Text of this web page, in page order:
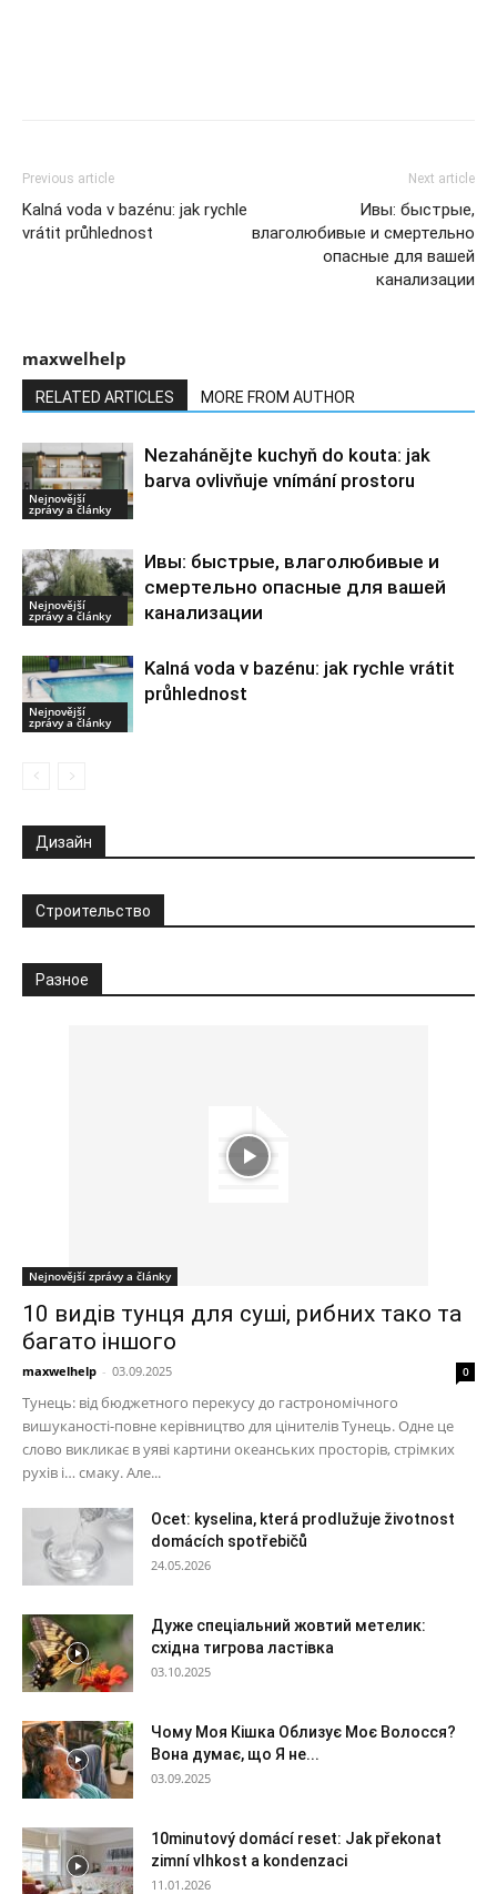
Previous article
Kalná voda v bazénu: jak rychle
vrátit průhlednost
Next article
Ивы: быстрые,
влаголюбивые и смертельно
опасные для вашей
канализации
maxwelhelp
RELATED ARTICLES MORE FROM AUTHOR
Nejnovější
zprávy a články
Nezahánějte kuchyň do kouta: jak
barva ovlivňuje vnímání prostoru
Nejnovější
zprávy a články
Ивы: быстрые, влаголюбивые и
смертельно опасные для вашей
канализации
Nejnovější
zprávy a články
Kalná voda v bazénu: jak rychle vrátit
průhlednost
Дизайн
Строительство
Разное
Nejnovější zprávy a články
10 видів тунця для суші, рибних тако та
багато іншого
maxwelhelp - 03.09.2025 0
Тунець: від бюджетного перекусу до гастрономічного
вишуканості-повне керівництво для цінителів Тунець. Одне це
слово викликає в уяві картини океанських просторів, стрімких
рухів і… смаку. Але...
Ocet: kyselina, která prodlužuje životnost
domácích spotřebičů
24.05.2026
Дуже спеціальний жовтий метелик:
східна тигрова ластівка
03.10.2025
Чому Моя Кішка Облизує Моє Волосся?
Вона думає, що Я не...
03.09.2025
10minutový domácí reset: Jak překonat
zimní vlhkost a kondenzaci
11.01.2026